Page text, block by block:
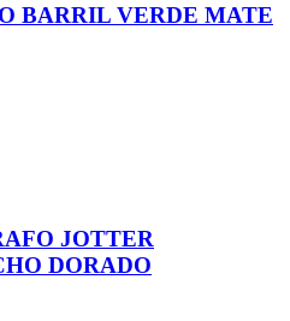
BARRIL VERDE MATE
JOTTER
DORADO